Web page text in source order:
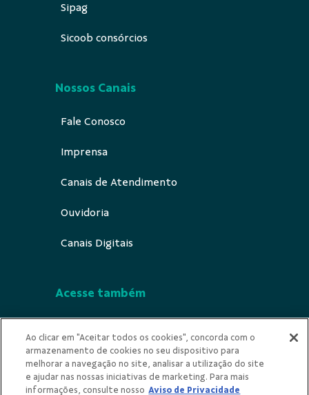
Sipag
Sicoob consórcios
Nossos Canais
Fale Conosco
Imprensa
Canais de Atendimento
Ouvidoria
Canais Digitais
Acesse também
Indícios de Ilicitude
Privacidade
Ao clicar em "Aceitar todos os cookies", concorda com o
armazenamento de cookies no seu dispositivo para
melhorar a navegação no site, analisar a utilização do site
e ajudar nas nossas iniciativas de marketing. Para mais
informações, consulte nosso Aviso de Privacidade